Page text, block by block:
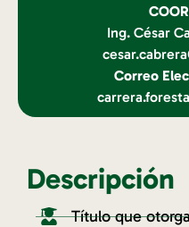
Ing. César
Correo
Descripción
Título que